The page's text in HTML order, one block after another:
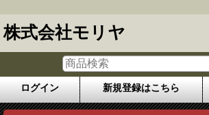
株式会社モリヤ
ログイン 新規登録はこちら